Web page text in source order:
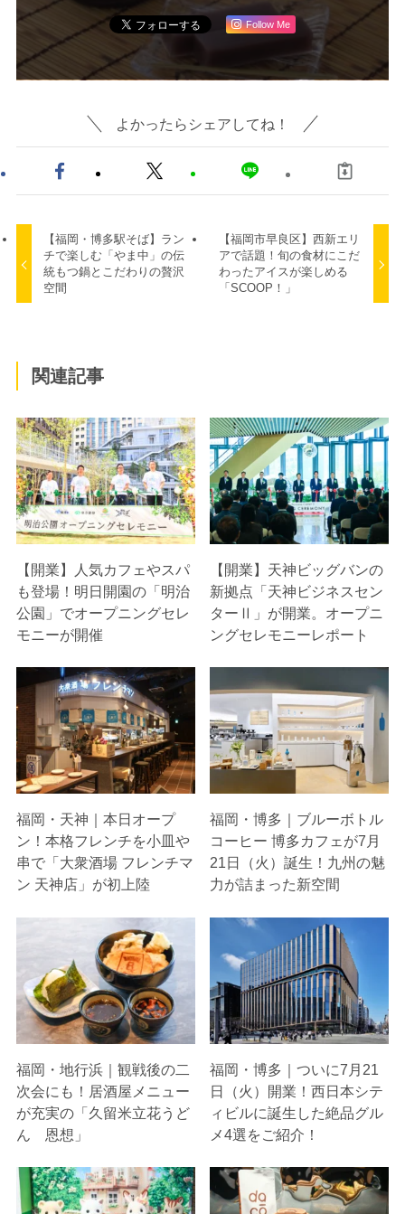
Follow Me
よかったらシェアしてね！
【福岡・博多駅そば】ラン
チで楽しむ「やま中」の伝
統もつ鍋とこだわりの贅沢
空間
【福岡市早良区】西新エリ
アで話題！旬の食材にこだ
わったアイスが楽しめる
「SCOOP！」
関連記事
【開業】人気カフェやスパ
も登場！明日開園の「明治
公園」でオープニングセレ
モニーが開催
【開業】天神ビッグバンの
新拠点「天神ビジネスセン
ターⅡ」が開業。オープニ
ングセレモニーレポート
福岡・天神｜本日オープ
ン！本格フレンチを小皿や
串で「大衆酒場 フレンチマ
ン 天神店」が初上陸
福岡・博多｜ブルーボトル
コーヒー 博多カフェが7月
21日（火）誕生！九州の魅
力が詰まった新空間
福岡・地行浜｜観戦後の二
次会にも！居酒屋メニュー
が充実の「久留米立花うど
ん 恩想」
福岡・博多｜ついに7月21
日（火）開業！西日本シテ
ィビルに誕生した絶品グル
メ4選をご紹介！